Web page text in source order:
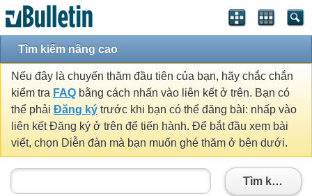
Tìm kiếm nâng cao
Nếu đây là chuyến thăm đầu tiên của bạn, hãy chắc chắn
kiểm tra FAQ bằng cách nhấn vào liên kết ở trên. Bạn có
thể phải Đăng ký trước khi bạn có thể đăng bài: nhấp vào
liên kết Đăng ký ở trên để tiến hành. Để bắt đầu xem bài
viết, chọn Diễn đàn mà bạn muốn ghé thăm ở bên dưới.
Tìm kiếm